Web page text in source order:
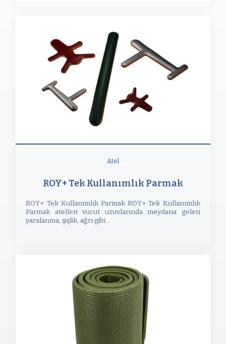
Atel
ROY+ Tek Kullanımlık Parmak
ROY+ Tek Kullanımlık Parmak ROY+ Tek Kullanımlık
Parmak atelleri vücut uzuvlarında meydana gelen
yaralanma, şişlik, ağrı gibi...